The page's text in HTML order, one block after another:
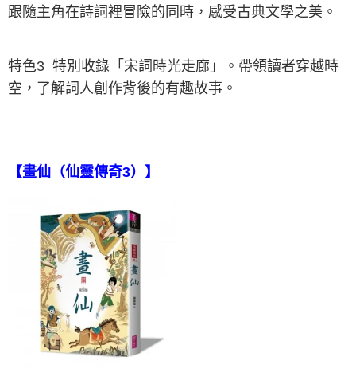
跟隨主角在詩詞裡冒險的同時，感受古典文學之美。
特色3 特別收錄「宋詞時光走廊」。帶領讀者穿越時
空，了解詞人創作背後的有趣故事。
【畫仙（仙靈傳奇3）】